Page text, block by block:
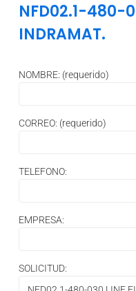
NFD02.1-480-
INDRAMAT.
NOMBRE: (requerido)
CORREO: (requerido)
TELEFONO:
EMPRESA:
SOLICITUD: